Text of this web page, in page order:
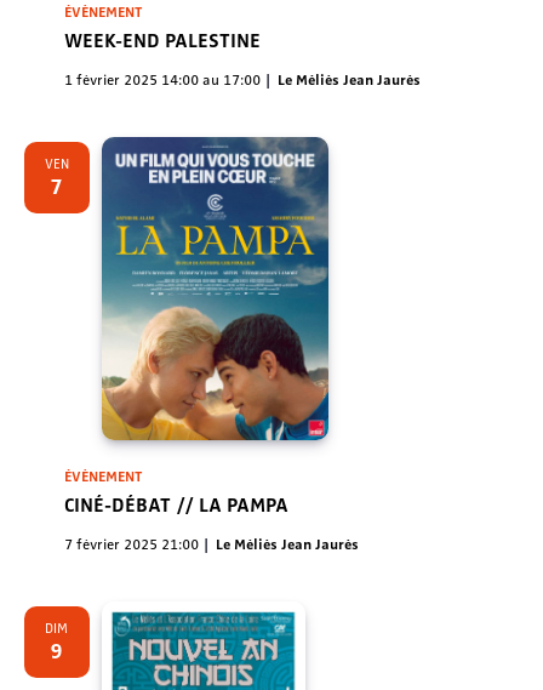
ÉVÈNEMENT
WEEK-END PALESTINE
1 février 2025 14:00au 17:00 Le Méliès Jean Jaurès
VEN
7
ÉVÈNEMENT
CINÉ-DÉBAT // LA PAMPA
7 février 2025 21:00 Le Méliès Jean Jaurès
DIM
9